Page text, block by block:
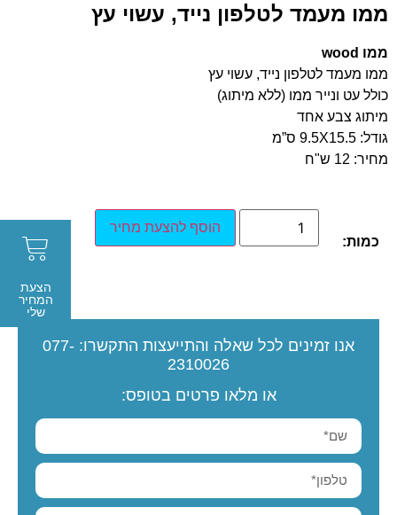
ממו מעמד לטלפון נייד, עשוי עץ
ממו wood
ממו מעמד לטלפון נייד, עשוי עץ
כולל עט ונייר ממו (ללא מיתוג)
מיתוג צבע אחד
גודל: 9.5X15.5 ס”מ
מחיר: 12 ש"ח
כמות:
הוסף להצעת מחיר
אנו זמינים לכל שאלה והתייעצות התקשרו: 077-
2310026
או מלאו פרטים בטופס:
הצעת
המחיר
שלי